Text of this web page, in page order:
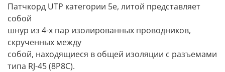
Патчкорд UTP категории 5е, литой представляет
собой
шнур из 4-х пар изолированных проводников,
скрученных между
собой, находящиеся в общей изоляции с разъемами
типа RJ-45 (8P8C).